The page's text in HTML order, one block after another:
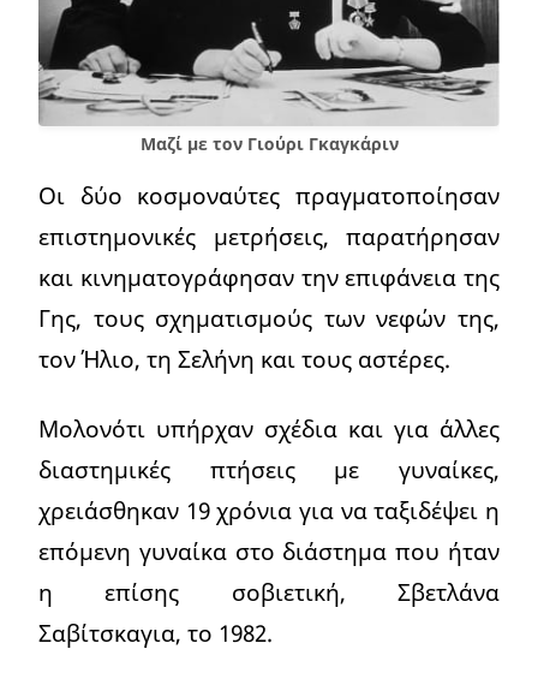
Μαζί με τον Γιούρι Γκαγκάριν
Οι δύο κοσμοναύτες πραγματοποίησαν
επιστημονικές μετρήσεις, παρατήρησαν
και κινηματογράφησαν την επιφάνεια της
Γης, τους σχηματισμούς των νεφών της,
τον Ήλιο, τη Σελήνη και τους αστέρες.
Μολονότι υπήρχαν σχέδια και για άλλες
διαστημικές πτήσεις με γυναίκες,
χρειάσθηκαν 19 χρόνια για να ταξιδέψει η
επόμενη γυναίκα στο διάστημα που ήταν
η επίσης σοβιετική, Σβετλάνα
Σαβίτσκαγια, το 1982.